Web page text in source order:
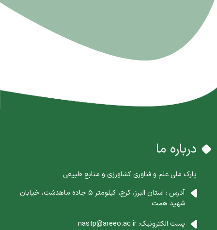
درباره ما
پارک ملی علم و فناوری کشاورزی و منابع طبیعی
آدرس : استان البرز، کرج، کیلومتر 5 جاده ماهدشت، خیابان
شهید همت
پست الکترونیک:nastp@areeo.ac.ir